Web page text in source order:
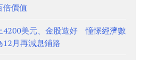
倍價值
4200美元、金股造好 憧憬經濟數
12月再減息鋪路